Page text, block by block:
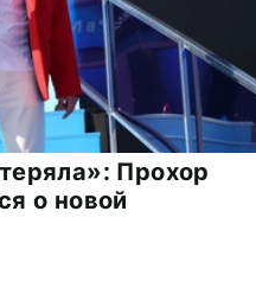
Прохор
о новой